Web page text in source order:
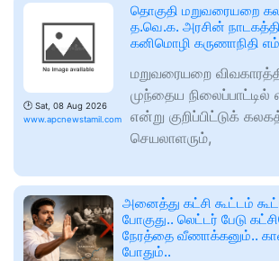
🕑 Sat, 08 Aug 2026
www.apcnewstamil.com
தொகுதி மறுவரையறை
த.வெ.க. அரசின்
கனிமொழி கருணாநிதி
மறுவரையறை
முந்தைய
என்று குறிப்பிட்டுக்
செயலாளரும்,
அனைத்து கட்சி கூட்டம்
போகுது.. லெட்டர் பேடு
நேரத்தை வீணாக்கனும்..
போதும்..